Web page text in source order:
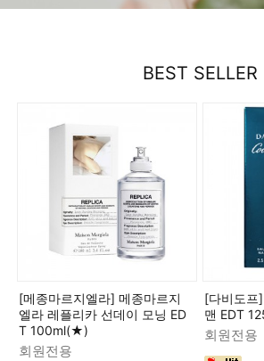
BEST SELLER
[메종마르지엘라] 메종마르지
엘라 레플리카 선데이 모닝 ED
T 100ml(★)
회원전용
[다비도프
맨 EDT
회원전용